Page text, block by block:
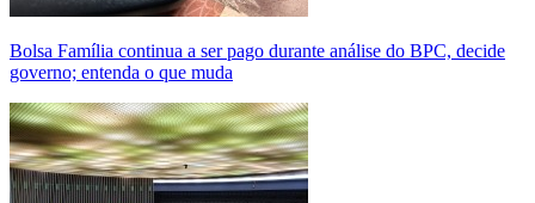
Bolsa Família continua a ser pago durante análise do BPC, decide
governo; entenda o que muda